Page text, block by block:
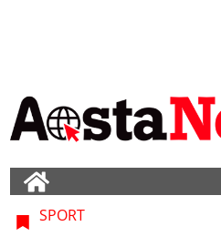
SPORT